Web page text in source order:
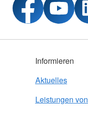
Informieren
Aktuelles
Leistungen